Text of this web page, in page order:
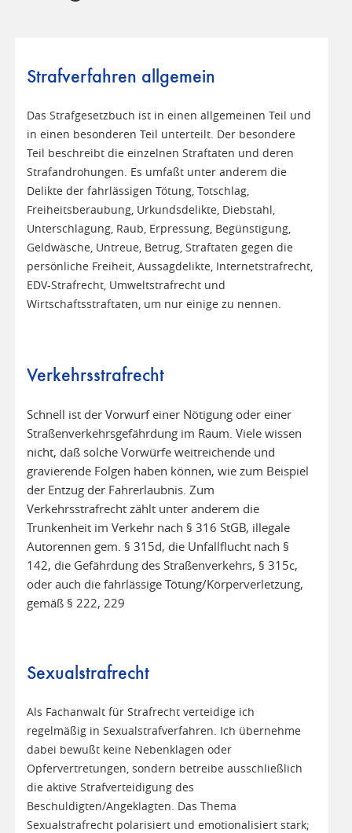
Strafverfahren allgemein
Das Strafgesetzbuch ist in einen allgemeinen Teil und
in einen besonderen Teil unterteilt. Der besondere
Teil beschreibt die einzelnen Straftaten und deren
Strafandrohungen. Es umfaßt unter anderem die
Delikte der fahrlässigen Tötung, Totschlag,
Freiheitsberaubung, Urkundsdelikte, Diebstahl,
Unterschlagung, Raub, Erpressung, Begünstigung,
Geldwäsche, Untreue, Betrug, Straftaten gegen die
persönliche Freiheit, Aussagdelikte, Internetstrafrecht,
EDV-Strafrecht, Umweltstrafrecht und
Wirtschaftsstraftaten, um nur einige zu nennen.
Verkehrsstrafrecht
Schnell ist der Vorwurf einer Nötigung oder einer
Straßenverkehrsgefährdung im Raum. Viele wissen
nicht, daß solche Vorwürfe weitreichende und
gravierende Folgen haben können, wie zum Beispiel
der Entzug der Fahrerlaubnis. Zum
Verkehrsstrafrecht zählt unter anderem die
Trunkenheit im Verkehr nach § 316 StGB, illegale
Autorennen gem. § 315d, die Unfallflucht nach §
142, die Gefährdung des Straßenverkehrs, § 315c,
oder auch die fahrlässige Tötung/Körperverletzung,
gemäß § 222, 229
Sexualstrafrecht
Als Fachanwalt für Strafrecht verteidige ich
regelmäßig in Sexualstrafverfahren. Ich übernehme
dabei bewußt keine Nebenklagen oder
Opfervertretungen, sondern betreibe ausschließlich
die aktive Strafverteidigung des
Beschuldigten/Angeklagten. Das Thema
Sexualstrafrecht polarisiert und emotionalisiert stark;